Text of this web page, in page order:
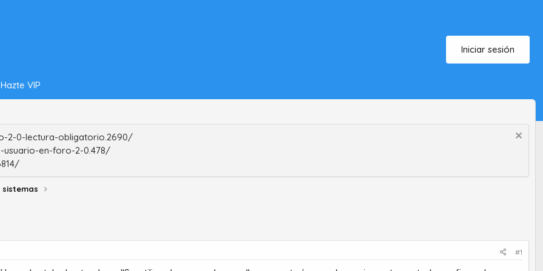
Iniciar sesión
VIP
2-0-lectura-obligatorio.2690/
en-foro-2-0.478/
#1